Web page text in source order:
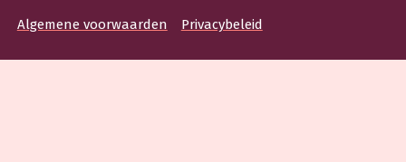
Algemene voorwaarden Privacybeleid